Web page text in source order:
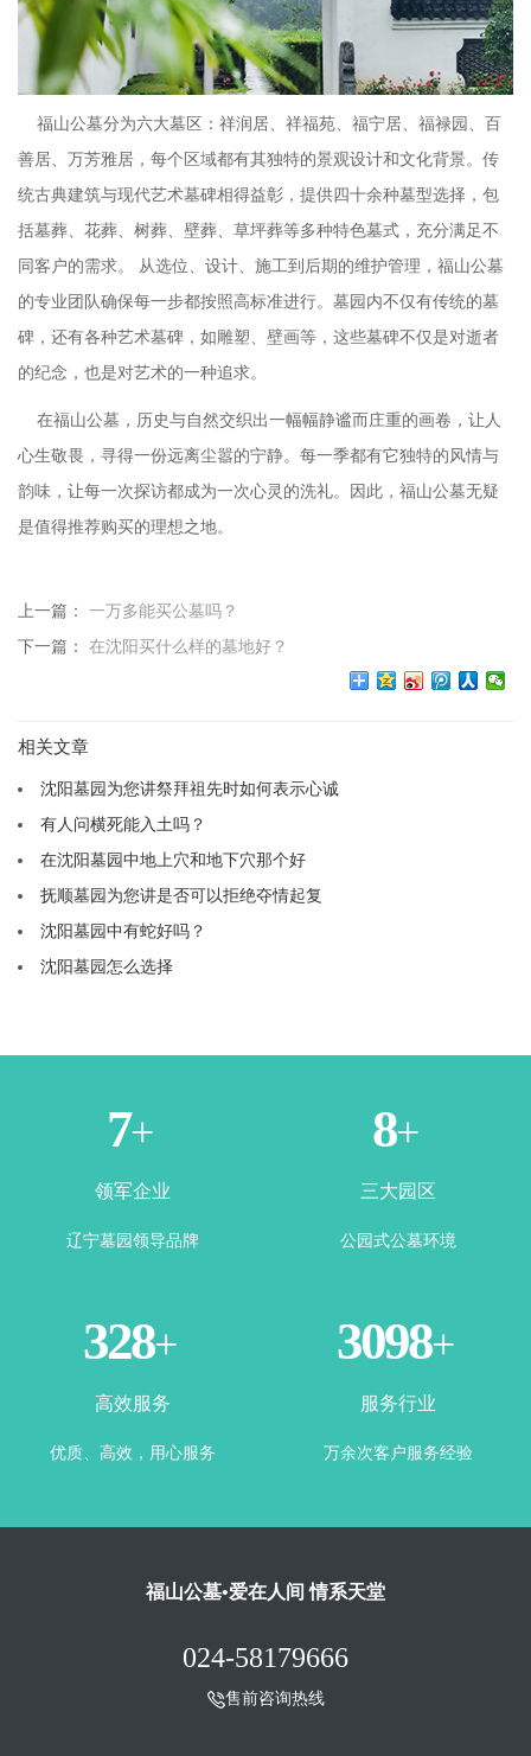
福山公墓分为六大墓区：祥润居、祥福苑、福宁居、福禄园、百
善居、万芳雅居，每个区域都有其独特的景观设计和文化背景。传
统古典建筑与现代艺术墓碑相得益彰，提供四十余种墓型选择，包
括墓葬、花葬、树葬、壁葬、 草坪葬等多种特色墓式，充分满足不
同客户的需求。
从选位、设计、施工到后期的维护管理， 福山公墓
的专业团队确保每一步都按照高标准进行。墓园内不仅有传统的墓
碑，还有各种艺术墓碑，如雕塑、壁画等，这些墓碑不仅是对逝者
的纪念，也是对艺术的一种追求。
在福山公墓，历史与自然交织出一幅幅静谧而庄重的画卷，让人
心生敬畏，寻得一份远离尘嚣的宁静。每一季都有它独特的风情与
韵味，让每一次探访都成为一次心灵的洗礼。因此，福山公墓无疑
是值得推荐购买的理想之地。
上一篇： 一万多能买公墓吗？
下一篇： 在沈阳买什么样的墓地好？
相关文章
沈阳墓园为您讲祭拜祖先时如何表示心诚
有人问横死能入土吗？
在沈阳墓园中地上穴和地下穴那个好
抚顺墓园为您讲是否可以拒绝夺情起复
沈阳墓园中有蛇好吗？
沈阳墓园怎么选择
2+
领军企业
辽宁墓园领导品牌
4+
三大园区
公园式公墓环境
360+
高效服务
优质、高效，用心服务
3443+
服务行业
万余次客户服务经验
福山公墓•爱在人间 情系天堂
024-58179666
售前咨询热线